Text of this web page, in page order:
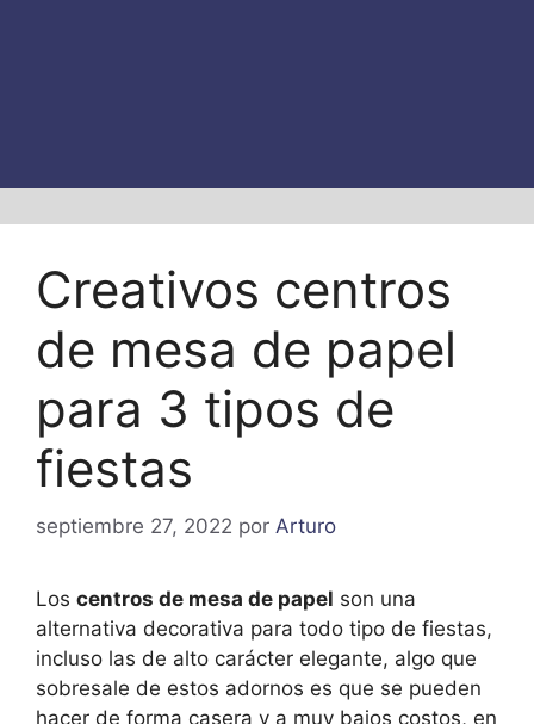
Creativos centros
de mesa de papel
para 3 tipos de
fiestas
septiembre 27, 2022 por Arturo
Los centros de mesa de papel son una
alternativa decorativa para todo tipo de fiestas,
incluso las de alto carácter elegante, algo que
sobresale de estos adornos es que se pueden
hacer de forma casera y a muy bajos costos, en